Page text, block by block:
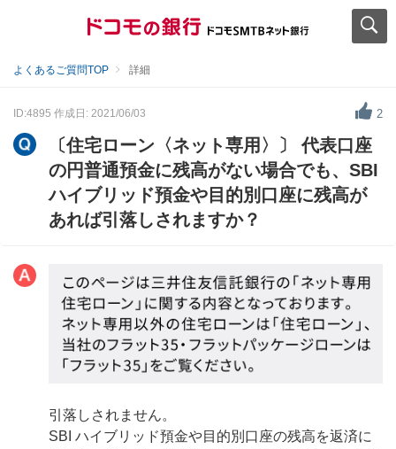
よくあるご質問TOP 詳細
ID:4895 作成日: 2021/06/03 2
〔住宅ローン〈ネット専用〉〕 代表口座
の円普通預金に残高がない場合でも、SBI
ハイブリッド預金や目的別口座に残高が
あれば引落しされますか？
引落しされません。
SBI ハイブリッド預金や目的別口座の残高を返済に